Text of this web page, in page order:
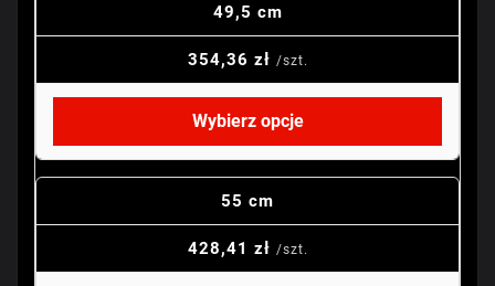
49,5 cm
354,36 zł /szt.
Wybierz opcje
55 cm
428,41 zł /szt.